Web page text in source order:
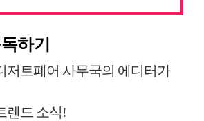
하기
저트페어 사무국의 에디터가
렌드 소식!